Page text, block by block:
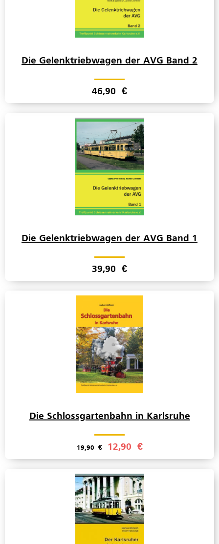
Die Gelenktriebwagen der AVG Band 2
46,90 €
Die Gelenktriebwagen der AVG Band 1
39,90 €
Die Schlossgartenbahn in Karlsruhe
19,90 € 12,90 €